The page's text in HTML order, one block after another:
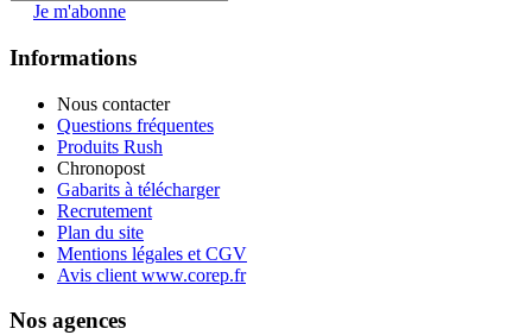
Je m'abonne
Informations
Nous contacter
Questions fréquentes
Produits Rush
Chronopost
Gabarits à télécharger
Recrutement
Plan du site
Mentions légales et CGV
Avis client www.corep.fr
Nos agences